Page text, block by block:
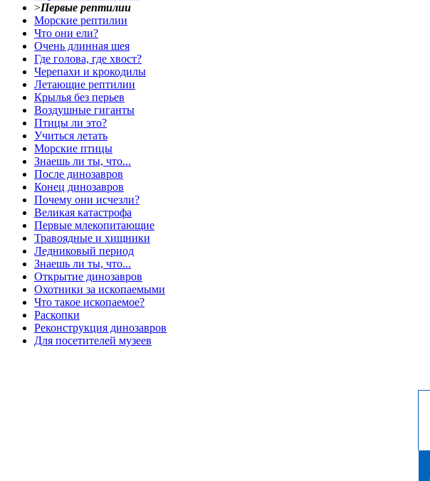
>Первые рептилии
Морские рептилии
Что они ели?
Очень длинная шея
Где голова, где хвост?
Черепахи и крокодилы
Летающие рептилии
Крылья без перьев
Воздушные гиганты
Птицы ли это?
Учиться летать
Морские птицы
Знаешь ли ты, что...
После динозавров
Конец динозавров
Почему они исчезли?
Великая катастрофа
Первые млекопитающие
Травоядные и хищники
Ледниковый период
Знаешь ли ты, что...
Открытие динозавров
Охотники за ископаемыми
Что такое ископаемое?
Раскопки
Реконструкция динозавров
Для посетителей музеев